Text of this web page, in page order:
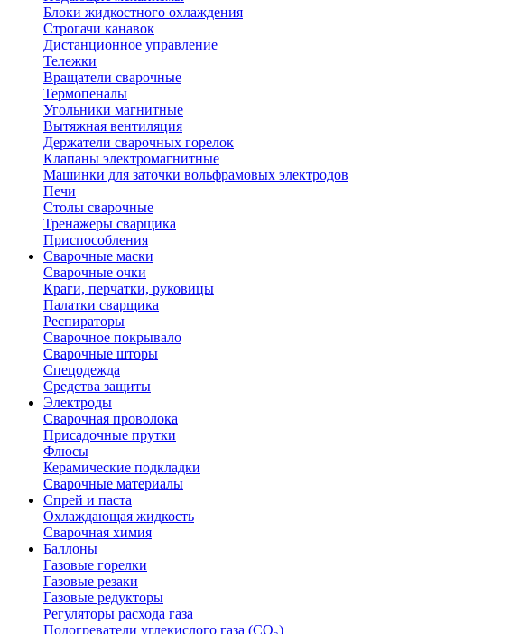
Блоки жидкостного охлаждения
Строгачи канавок
Дистанционное управление
Тележки
Вращатели сварочные
Термопеналы
Угольники магнитные
Вытяжная вентиляция
Держатели сварочных горелок
Клапаны электромагнитные
Машинки для заточки вольфрамовых электродов
Печи
Столы сварочные
Тренажеры сварщика
Приспособления
Сварочные маски
Сварочные очки
Краги, перчатки, руковицы
Палатки сварщика
Респираторы
Сварочное покрывало
Сварочные шторы
Спецодежда
Средства защиты
Электроды
Сварочная проволока
Присадочные прутки
Флюсы
Керамические подкладки
Сварочные материалы
Спрей и паста
Охлаждающая жидкость
Сварочная химия
Баллоны
Газовые горелки
Газовые резаки
Газовые редукторы
Регуляторы расхода газа
Подогреватели углекислого газа (CO₂)